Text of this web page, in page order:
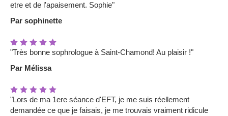
etre et de l'apaisement. Sophie"
Par sophinette
"Très bonne sophrologue à Saint-Chamond! Au plaisir !"
Par Mélissa
"Lors de ma 1ere séance d'EFT, je me suis réellement
demandée ce que je faisais, je me trouvais vraiment ridicule